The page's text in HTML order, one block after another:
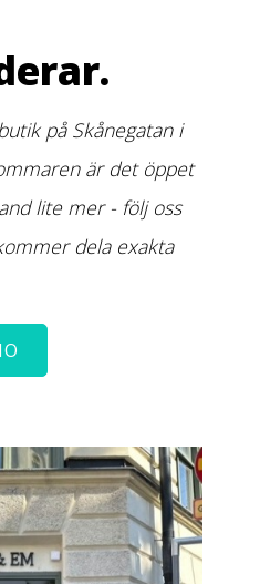
på Skånegatan i
är det öppet
lite mer - följ oss
dela exakta